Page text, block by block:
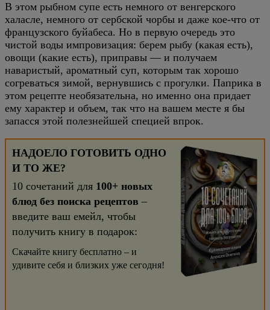
В этом рыбном супе есть немного от венгерского
халасле, немного от сербской чорбы и даже кое-что от
французского буйабеса. Но в первую очередь это
чистой воды импровизация: берем рыбу (какая есть),
овощи (какие есть), приправы — и получаем
наваристый, ароматный суп, которым так хорошо
согреваться зимой, вернувшись с прогулки. Паприка в
этом рецепте необязательна, но именно она придает
ему характер и объем, так что на вашем месте я бы
запасся этой полезнейшей специей впрок.
НАДОЕЛО ГОТОВИТЬ ОДНО
И ТО ЖЕ?
10 сочетаний для 100+ новых
блюд без поиска рецептов –
введите ваш емейл, чтобы
получить книгу в подарок:
Скачайте книгу бесплатно – и
удивите себя и близких уже сегодня!